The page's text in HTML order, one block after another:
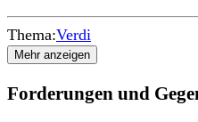
Thema:Verdi
Mehr anzeigen
Forderungen und